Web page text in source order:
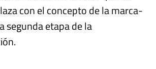
con el concepto de la marca-
segunda etapa de la